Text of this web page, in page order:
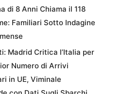
di 8 Anni Chiama il 118
Familiari Sotto Indagine
Madrid Critica l’Italia per
Numero di Arrivi
in UE, Viminale